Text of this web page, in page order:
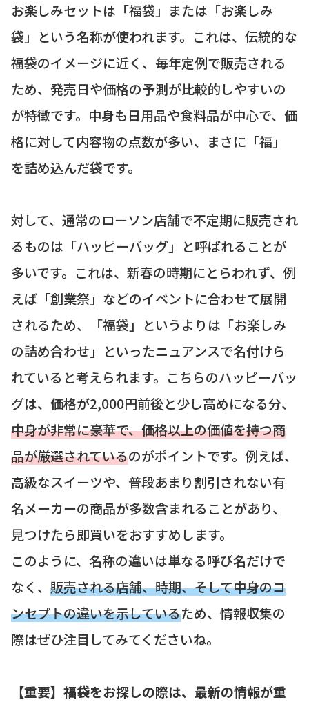
お楽しみセットは「福袋」または「お楽しみ
袋」という名称が使われます。これは、伝統的な
福袋のイメージに近く、毎年定例で販売される
ため、発売日や価格の予測が比較的しやすいの
が特徴です。中身も日用品や食料品が中心で、価
格に対して内容物の点数が多い、まさに「福」
を詰め込んだ袋です。
対して、通常のローソン店舗で不定期に販売され
るものは「ハッピーバッグ」と呼ばれることが
多いです。これは、新春の時期にとらわれず、例
えば「創業祭」などのイベントに合わせて展開
されるため、「福袋」というよりは「お楽しみ
の詰め合わせ」といったニュアンスで名付けら
れていると考えられます。こちらのハッピーバッ
グは、価格が2,000円前後と少し高めになる分、
中身が非常に豪華で、価格以上の価値を持つ商
品が厳選されているのがポイントです。例えば、
高級なスイーツや、普段あまり割引されない有
名メーカーの商品が多数含まれることがあり、
見つけたら即買いをおすすめします。
このように、名称の違いは単なる呼び名だけで
なく、 販売される店舗、時期、そして中身のコ
ンセプトの違いを示しているため、情報収集の
際はぜひ注目してみてくださいね。
【重要】福袋をお探しの際は、最新の情報が重